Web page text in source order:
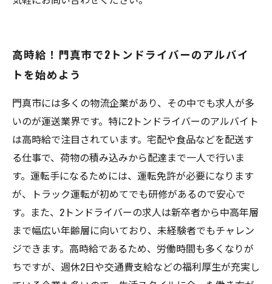
高時給！門真市で2トンドライバーのアルバイ
トを始めよう
門真市には多くの物流企業があり、その中でも求人が多
いのが運送業界です。特に2トンドライバーのアルバイト
は高時給で注目されています。宅配や食品などを配送す
る仕事で、荷物の積み込みから配達まで一人で行いま
す。運転手になるためには、運転免許が必要になります
が、トラック運転が初めてでも研修があるので安心で
す。また、2トンドライバーの求人は新卒者から中高年層
まで幅広い年齢層に向いており、未経験者でもチャレン
ジできます。高時給であるため、労働時間も多くなりが
ちですが、週休2日や交通費支給などの福利厚生が充実し